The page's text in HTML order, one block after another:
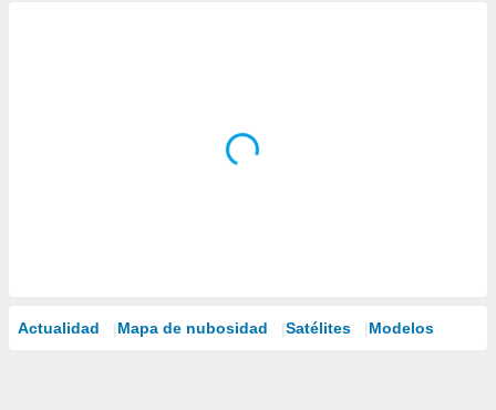
Actualidad Mapa de nubosidad Satélites Modelos